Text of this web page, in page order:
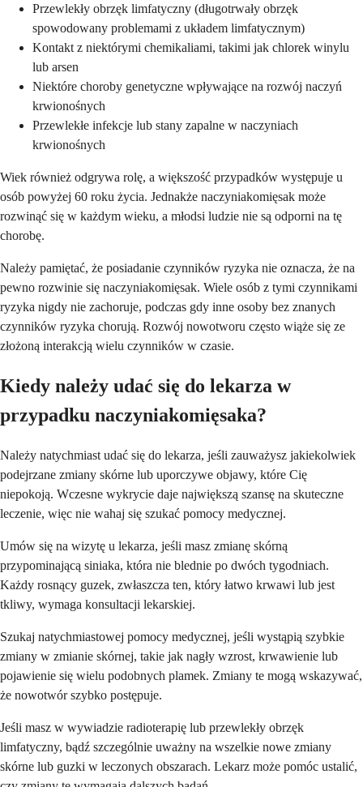
Przewlekły obrzęk limfatyczny (długotrwały obrzęk
spowodowany problemami z układem limfatycznym)
Kontakt z niektórymi chemikaliami, takimi jak chlorek winylu
lub arsen
Niektóre choroby genetyczne wpływające na rozwój naczyń
krwionośnych
Przewlekłe infekcje lub stany zapalne w naczyniach
krwionośnych
Wiek również odgrywa rolę, a większość przypadków występuje u
osób powyżej 60 roku życia. Jednakże naczyniakomięsak może
rozwinąć się w każdym wieku, a młodsi ludzie nie są odporni na tę
chorobę.
Należy pamiętać, że posiadanie czynników ryzyka nie oznacza, że na
pewno rozwinie się naczyniakomięsak. Wiele osób z tymi czynnikami
ryzyka nigdy nie zachoruje, podczas gdy inne osoby bez znanych
czynników ryzyka chorują. Rozwój nowotworu często wiąże się ze
złożoną interakcją wielu czynników w czasie.
Kiedy należy udać się do lekarza w
przypadku naczyniakomięsaka?
Należy natychmiast udać się do lekarza, jeśli zauważysz jakiekolwiek
podejrzane zmiany skórne lub uporczywe objawy, które Cię
niepokoją. Wczesne wykrycie daje największą szansę na skuteczne
leczenie, więc nie wahaj się szukać pomocy medycznej.
Umów się na wizytę u lekarza, jeśli masz zmianę skórną
przypominającą siniaka, która nie blednie po dwóch tygodniach.
Każdy rosnący guzek, zwłaszcza ten, który łatwo krwawi lub jest
tkliwy, wymaga konsultacji lekarskiej.
Szukaj natychmiastowej pomocy medycznej, jeśli wystąpią szybkie
zmiany w zmianie skórnej, takie jak nagły wzrost, krwawienie lub
pojawienie się wielu podobnych plamek. Zmiany te mogą wskazywać,
że nowotwór szybko postępuje.
Jeśli masz w wywiadzie radioterapię lub przewlekły obrzęk
limfatyczny, bądź szczególnie uważny na wszelkie nowe zmiany
skórne lub guzki w leczonych obszarach. Lekarz może pomóc ustalić,